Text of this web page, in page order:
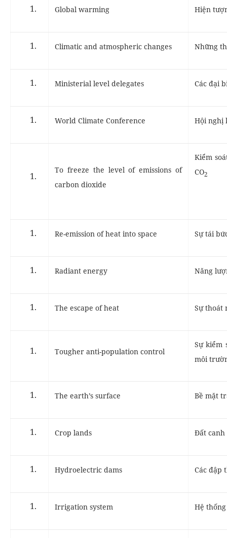
Global warming Hiện
Climatic and atmospheric changes Những
Ministerial level delegates Các đại
World Climate Conference Hội nghị
To freeze the level of emissions of
carbon dioxide
Kiểm
CO2
Re-emission of heat into space Sự tái
Radiant energy Năng
The escape of heat Sự thoát
Tougher anti-population control
Sự kiểm
môi
The earth’s surface Bề mặt
Crop lands Đất canh
Hydroelectric dams Các đập
Irrigation system Hệ